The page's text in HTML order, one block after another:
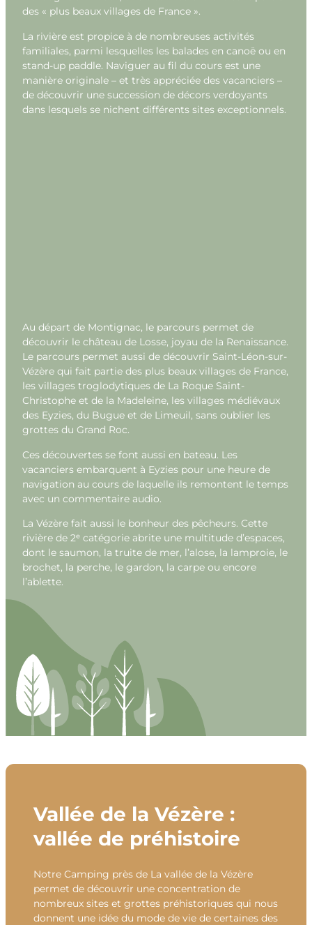
des « plus beaux villages de France ».
La rivière est propice à de nombreuses activités
familiales, parmi lesquelles les balades en canoë ou en
stand-up paddle. Naviguer au fil du cours est une
manière originale – et très appréciée des vacanciers –
de découvrir une succession de décors verdoyants
dans lesquels se nichent différents sites exceptionnels.
Au départ de Montignac, le parcours permet de
découvrir le château de Losse, joyau de la Renaissance.
Le parcours permet aussi de découvrir Saint-Léon-sur-
Vézère qui fait partie des plus beaux villages de France,
les villages troglodytiques de La Roque Saint-
Christophe et de la Madeleine, les villages médiévaux
des Eyzies, du Bugue et de Limeuil, sans oublier les
grottes du Grand Roc.
Ces découvertes se font aussi en bateau. Les
vacanciers embarquent à Eyzies pour une heure de
navigation au cours de laquelle ils remontent le temps
avec un commentaire audio.
La Vézère fait aussi le bonheur des pêcheurs. Cette
rivière de 2ᵉ catégorie abrite une multitude d’espaces,
dont le saumon, la truite de mer, l’alose, la lamproie, le
brochet, la perche, le gardon, la carpe ou encore
l’ablette.
Vallée de la Vézère :
vallée de préhistoire
Notre Camping près de La vallée de la Vézère
permet de découvrir une concentration de
nombreux sites et grottes préhistoriques qui nous
donnent une idée du mode de vie de certaines des